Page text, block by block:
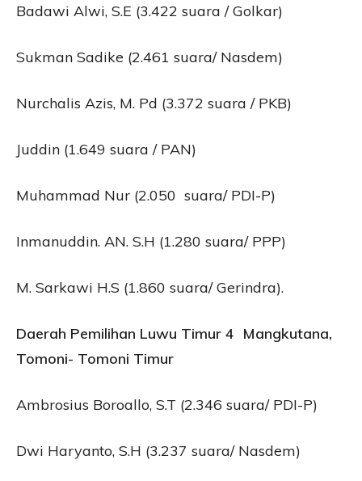
Badawi Alwi, S.E (3.422 suara / Golkar)
Sukman Sadike (2.461 suara/ Nasdem)
Nurchalis Azis, M. Pd (3.372 suara / PKB)
Juddin (1.649 suara / PAN)
Muhammad Nur (2.050 suara/ PDI-P)
Inmanuddin. AN. S.H (1.280 suara/ PPP)
M. Sarkawi H.S (1.860 suara/ Gerindra).
Daerah Pemilihan Luwu Timur 4 Mangkutana,
Tomoni- Tomoni Timur
Ambrosius Boroallo, S.T (2.346 suara/ PDI-P)
Dwi Haryanto, S.H (3.237 suara/ Nasdem)